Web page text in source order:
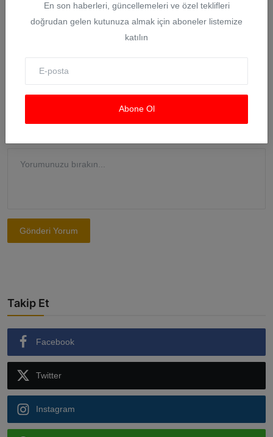
En son haberleri, güncellemeleri ve özel teklifleri
doğrudan gelen kutunuza almak için aboneler listemize
katılın
Abone Ol
E-posta
Gönderi Yorum
Takip Et
Facebook
Twitter
Instagram